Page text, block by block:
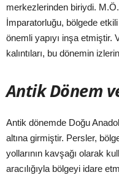
merkezlerinden biriydi.
İmparatorluğu, bölgede
önemli yapıyı inşa
kalıntıları, bu dönemin
Antik Dönem
Antik dönemde Doğu
altına girmiştir. Persler,
yollarının kavşağı olarak
aracılığıyla bölgeyi idare